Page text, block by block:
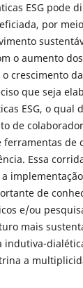
ESG pode
por
o aumento dos
crescimento
que seja
ESG, o qual
de
ferramentas de
Essa
de
e/ou
mais
a